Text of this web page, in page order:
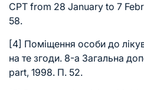
CPT from 28 January to 7
58.
[4] Поміщення особи до
на те згоди. 8-а Загальна
part, 1998. П. 52.